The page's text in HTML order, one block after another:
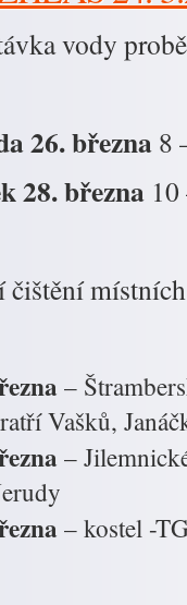
vody
26. března 8
28. března
čištění
–
Vašků,
–
– kostel -